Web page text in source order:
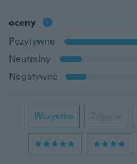
oceny
Pozytywne
Neutralny
Negatywne
Wszystko Zdjęcie